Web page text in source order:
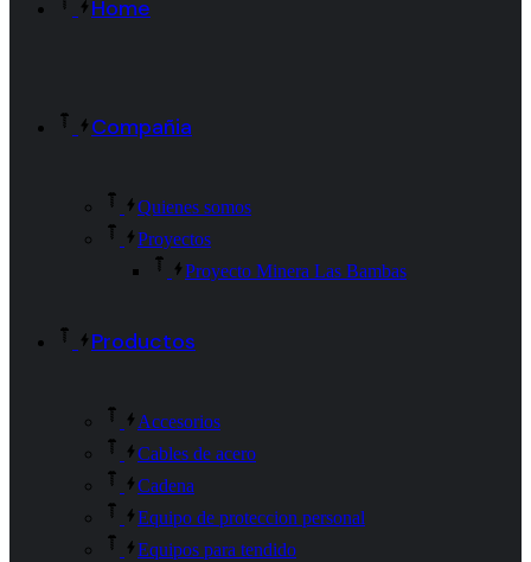
Home
Compañia
Quienes somos
Proyectos
Proyecto Minera Las Bambas
Productos
Accesorios
Cables de acero
Cadena
Equipo de proteccion personal
Equipos para tendido